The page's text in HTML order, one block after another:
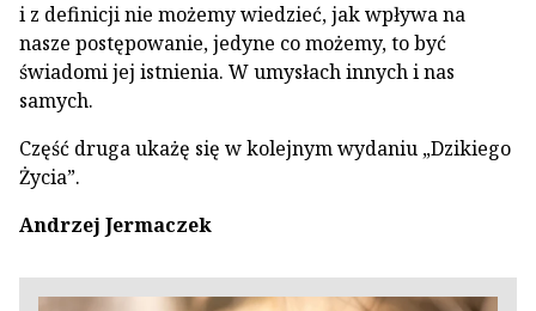
i z definicji nie możemy wiedzieć, jak wpływa na
nasze postępowanie, jedyne co możemy, to być
świadomi jej istnienia. W umysłach innych i nas
samych.
Część druga ukażę się w kolejnym wydaniu „Dzikiego
Życia”.
Andrzej Jermaczek